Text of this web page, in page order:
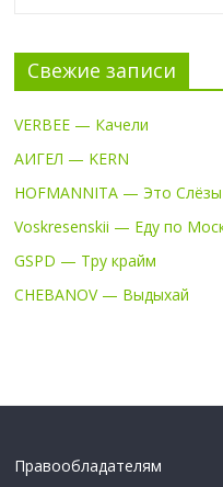
Свежие записи
VERBEE — Качели
АИГЕЛ — KERN
HOFMANNITA — Это
Voskresenskii — Еду по
GSPD — Тру крайм
CHEBANOV — Выдыхай
Правообладателям